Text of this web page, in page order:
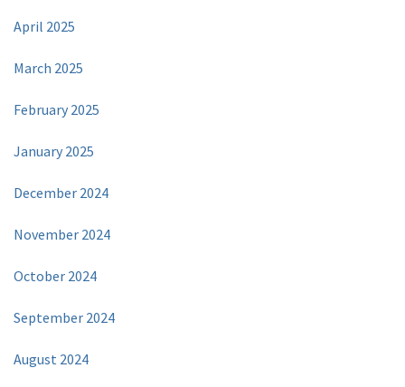
April 2025
March 2025
February 2025
January 2025
December 2024
November 2024
October 2024
September 2024
August 2024